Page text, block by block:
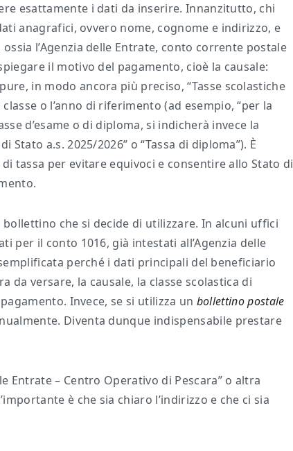
esattamente i dati da inserire. Innanzitutto, chi
anagrafici, ovvero nome, cognome e indirizzo, e
l’Agenzia delle Entrate, conto corrente postale
il motivo del pagamento, cioè la causale:
in modo ancora più preciso, “Tasse scolastiche
o l’anno di riferimento (ad esempio, “per la
d’esame o di diploma, si indicherà invece la
a.s. 2025/2026” o “Tassa di diploma”). È
tassa per evitare equivoci e consentire allo Stato di
che si decide di utilizzare. In alcuni uffici
per il conto 1016, già intestati all’Agenzia delle
perché i dati principali del beneficiario
versare, la causale, la classe scolastica di
Invece, se si utilizza un bollettino postale
Diventa dunque indispensabile prestare
Entrate – Centro Operativo di Pescara” o altra
è che sia chiaro l’indirizzo e che ci sia